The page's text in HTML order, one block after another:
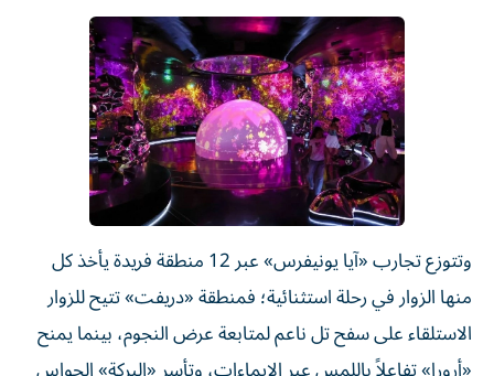
وتتوزع تجارب «آيا يونيفرس» عبر 12 منطقة فريدة يأخذ كل
منها الزوار في رحلة استثنائية؛ فمنطقة «دريفت» تتيح للزوار
الاستلقاء على سفح تل ناعم لمتابعة عرض النجوم، بينما يمنح